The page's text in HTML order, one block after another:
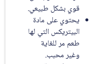
قوي بشكل طبيعي.
يحتوي على مادة
البيتريكس التي لها
طعم مر للغاية
وغير محبب.